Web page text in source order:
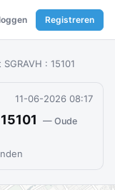
Registreren
: 15101
11-06-2026 08:17
— Oude